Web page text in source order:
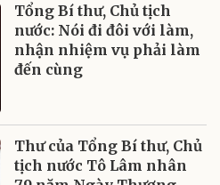
Tổng Bí thư, Chủ tịch
nước: Nói đi đôi với làm,
nhận nhiệm vụ phải làm
đến cùng
Thư của Tổng Bí thư, Chủ
tịch nước Tô Lâm nhân